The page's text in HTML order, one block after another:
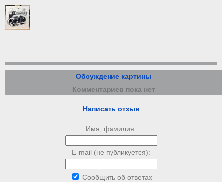
Обсуждение картины
Комментариев пока нет
Написать отзыв
Имя, фамилия:
E-mail (не публикуется):
Сообщить об ответах